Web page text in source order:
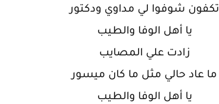
تكفون شوفوا لي مداوي ودكتور
يا أهل الوفا والطيب
زادت علي المصايب
ما عاد حالي مثل ما كان ميسور
يا أهل الوفا والطيب